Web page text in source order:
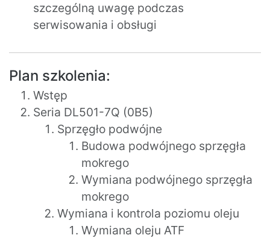
szczególną uwagę podczas
serwisowania i obsługi
Plan szkolenia:
Wstęp
Seria DL501-7Q (0B5)
Sprzęgło podwójne
Budowa podwójnego sprzęgła
mokrego
Wymiana podwójnego sprzęgła
mokrego
Wymiana i kontrola poziomu oleju
Wymiana oleju ATF